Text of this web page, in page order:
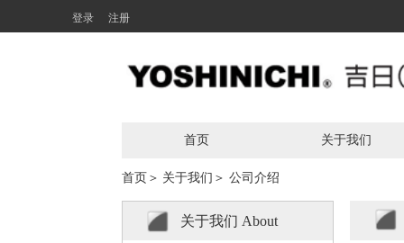
登录 注册
首页 关于我们
首页＞ 关于我们＞ 公司介绍
关于我们 About